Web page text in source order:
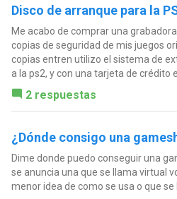
Disco de arranque para la
Me acabo de comprar una
copias de seguridad de mis juegos
copias entren utilizo el sistema de
a la ps2, y con una tarjeta de crédito
2 respuestas
¿Dónde consigo una
Dime donde puedo conseguir una
se anuncia una que se llama virtual
menor idea de como se usa o que se